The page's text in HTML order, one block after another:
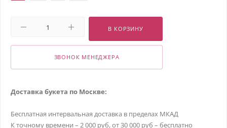
В КОРЗИНУ
ЗВОНОК МЕНЕДЖЕРА
Доставка букета по Москве:
Бесплатная интервальная доставка в пределах МКАД
К точному времени – 2 000 руб, от 30 000 руб – бесплатно